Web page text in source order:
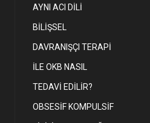
AYNI ACI DİLİ
BİLİŞSEL
DAVRANIŞÇI TERAPİ
İLE OKB NASIL
TEDAVİ EDİLİR?
OBSESİF KOMPULSİF